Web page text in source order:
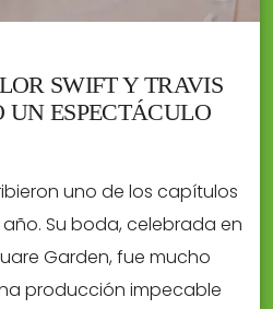
SWIFT Y TRAVIS
UN ESPECTÁCULO
uno de los capítulos
Su boda, celebrada en
Garden, fue mucho
producción impecable